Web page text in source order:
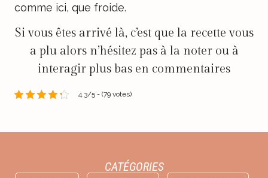
comme ici, que froide.
Si vous êtes arrivé là, c’est que la recette vous
a plu alors n’hésitez pas à la noter ou à
interagir plus bas en commentaires
4.3/5 - (79 votes)
CATÉGORIES